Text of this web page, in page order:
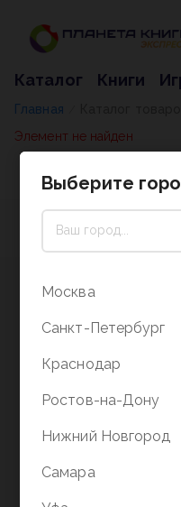
Каталог Книги
Главная
Элемент не найден
в
Политика
Выберите
Москва
Санкт-Петербург
Краснодар
Ростов-на-Дону
Нижний Новгород
Самара